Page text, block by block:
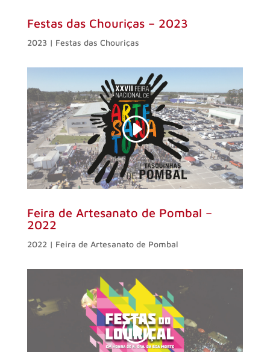
Festas das Chouriças – 2023
2023 | Festas das Chouriças
Feira de Artesanato de Pombal –
2022
2022 | Feira de Artesanato de Pombal